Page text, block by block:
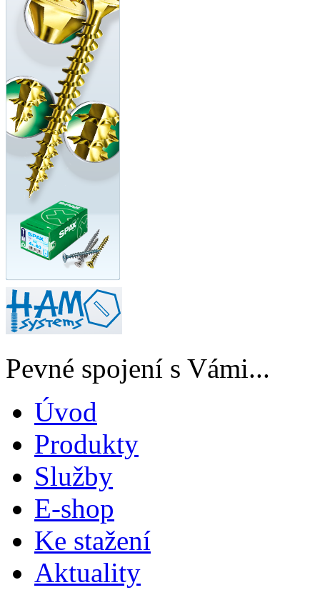
Pevné spojení s Vámi...
Úvod
Produkty
Služby
E-shop
Ke stažení
Aktuality